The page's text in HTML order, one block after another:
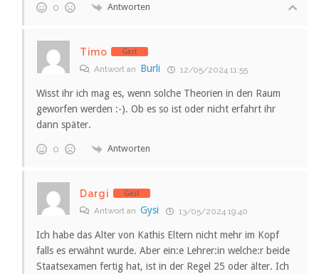
0 Antworten
Timo Gast
Antwort an Burli 12/05/2024 11:55
Wisst ihr ich mag es, wenn solche Theorien in den Raum
geworfen werden :-). Ob es so ist oder nicht erfahrt ihr
dann später.
0 Antworten
Dargi Gast
Antwort an Gysi 13/05/2024 19:40
Ich habe das Alter von Kathis Eltern nicht mehr im Kopf
falls es erwähnt wurde. Aber ein:e Lehrer:in welche:r beide
Staatsexamen fertig hat, ist in der Regel 25 oder älter. Ich